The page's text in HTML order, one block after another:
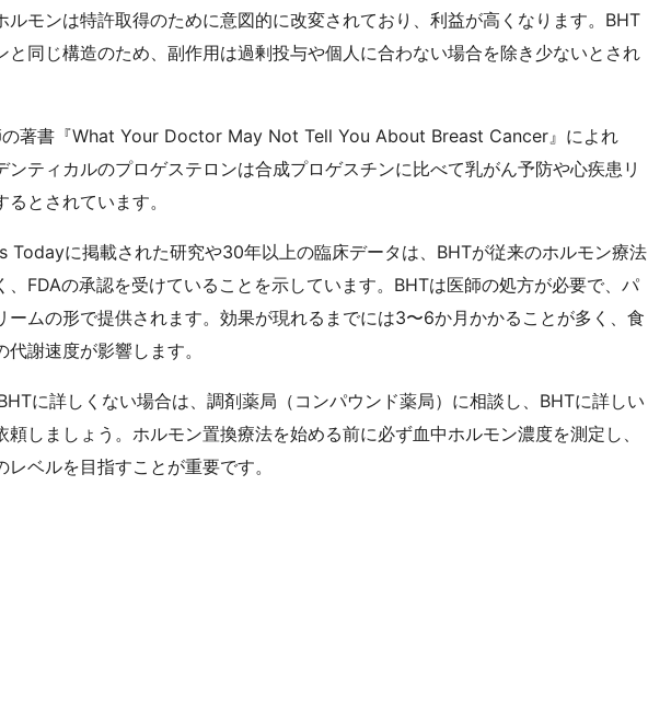
ルモンは特許取得のために意図的に改変されており、利益が高くなります。BHT
と同じ構造のため、副作用は過剰投与や個人に合わない場合を除き少ないとされ
著書『What Your Doctor May Not Tell You About Breast Cancer』によれ
ンティカルのプロゲステロンは合成プロゲスチンに比べて乳がん予防や心疾患リ
とされています。
Todayに掲載された研究や30年以上の臨床データは、BHTが従来のホルモン療法
、FDAの承認を受けていることを示しています。BHTは医師の処方が必要で、パ
ームの形で提供されます。効果が現れるまでには3〜6か月かかることが多く、食
謝速度が影響します。
に詳しくない場合は、調剤薬局（コンパウンド薬局）に相談し、BHTに詳しい
頼しましょう。ホルモン置換療法を始める前に必ず血中ホルモン濃度を測定し、
ベルを目指すことが重要です。